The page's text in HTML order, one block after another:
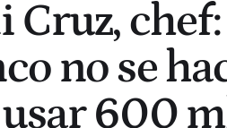
Cruz,
no se
600